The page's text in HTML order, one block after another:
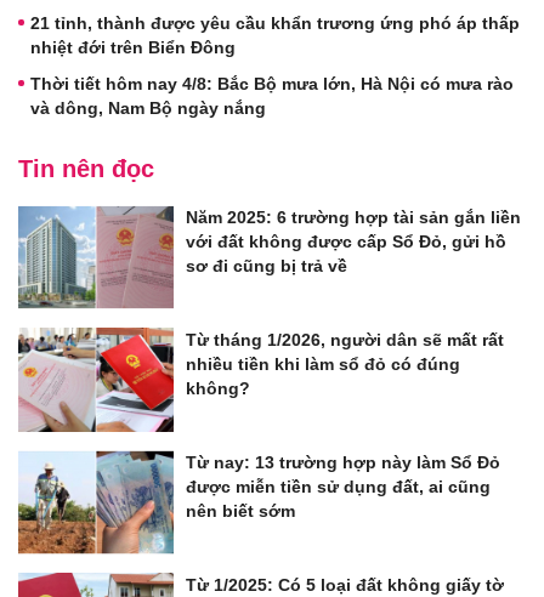
21 tỉnh, thành được yêu cầu khẩn trương ứng phó áp thấp
nhiệt đới trên Biển Đông
Thời tiết hôm nay 4/8: Bắc Bộ mưa lớn, Hà Nội có mưa rào
và dông, Nam Bộ ngày nắng
Tin nên đọc
Năm 2025: 6 trường hợp tài sản gắn liền
với đất không được cấp Sổ Đỏ, gửi hồ
sơ đi cũng bị trả về
Từ tháng 1/2026, người dân sẽ mất rất
nhiều tiền khi làm sổ đỏ có đúng
không?
Từ nay: 13 trường hợp này làm Sổ Đỏ
được miễn tiền sử dụng đất, ai cũng
nên biết sớm
Từ 1/2025: Có 5 loại đất không giấy tờ